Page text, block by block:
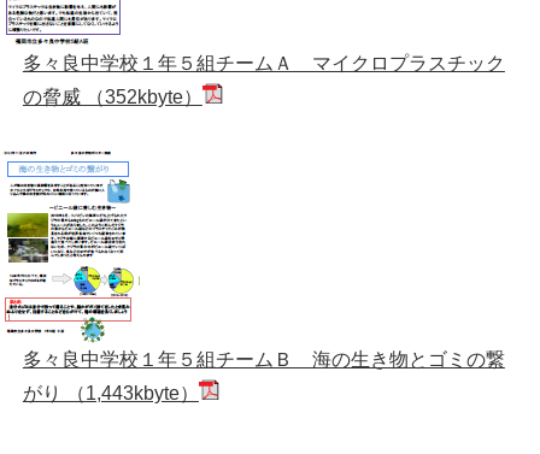
多々良中学校１年５組チームＡ マイクロプラスチック
の脅威 （352kbyte）
多々良中学校１年５組チームＢ 海の生き物とゴミの繋
がり （1,443kbyte）